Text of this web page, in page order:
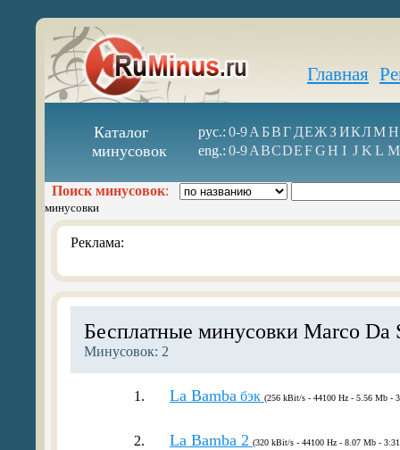
Главная
Каталог
минусовок
рус.: 0-9А БВГ ДЕЖ З ИКЛМН
eng.: 0-9ABCDEFGH I J K L M
Поиск минусовок:
минусовки
Реклама:
Бесплатные минусовки Marco Da
Минусовок: 2
1. La Bamba бэк (256 kBit/s - 44100 Hz - 5.56 Mb -
2. La Bamba 2 (320 kBit/s - 44100 Hz - 8.07 Mb -